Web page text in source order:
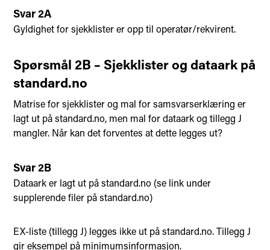
Svar 2A
Gyldighet for sjekklister er opp til operatør/rekvirent.
Spørsmål 2B – Sjekklister og dataark på
standard.no
Matrise for sjekklister og mal for samsvarserklæring er
lagt ut på standard.no, men mal for dataark og tillegg J
mangler. Når kan det forventes at dette legges ut?
Svar 2B
Dataark er lagt ut på standard.no (se link under
supplerende filer på standard.no)
EX-liste (tillegg J) legges ikke ut på standard.no. Tillegg J
gir eksempel på minimumsinformasjon.